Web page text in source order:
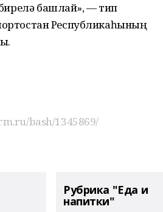
башлай», — тип
Республикаһының
bash/1345869/
Рубрика "Еда и
напитки"